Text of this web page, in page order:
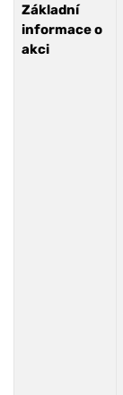
Základní
informace o
akci